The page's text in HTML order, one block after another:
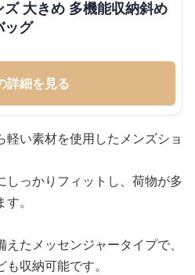
大きめ 多機能収納斜め
ッグ
詳細を見る
軽い素材を使用したメンズショ
しっかりフィットし、荷物が多
。
たメッセンジャータイプで、
収納可能です。